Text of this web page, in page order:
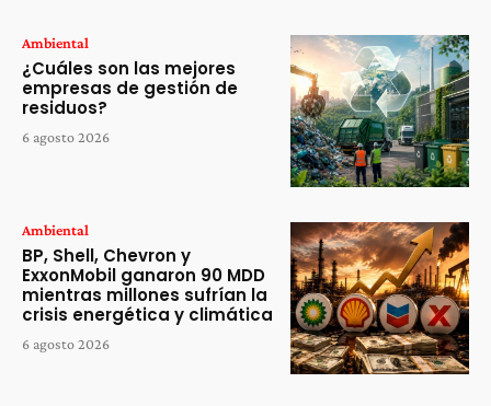
Ambiental
¿Cuáles son las mejores
empresas de gestión de
residuos?
6 agosto 2026
Ambiental
BP, Shell, Chevron y
ExxonMobil ganaron 90 MDD
mientras millones sufrían la
crisis energética y climática
6 agosto 2026